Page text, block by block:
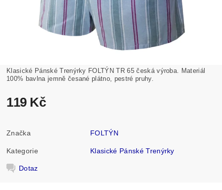
Klasické Pánské Trenýrky FOLTÝN TR 65 česká výroba. Materiál
100% bavlna jemně česané plátno, pestré pruhy.
119 Kč
Značka FOLTÝN
Kategorie Klasické Pánské Trenýrky
Dotaz